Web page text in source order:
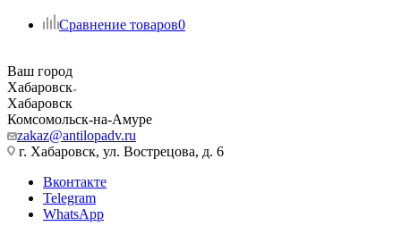
Сравнение товаров0
Ваш город
Хабаровск
Хабаровск
Комсомольск-на-Амуре
zakaz@antilopadv.ru
г. Хабаровск, ул. Вострецова, д. 6
Вконтакте
Telegram
WhatsApp